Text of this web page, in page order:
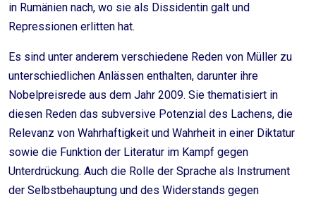
in Rumänien nach, wo sie als Dissidentin galt und
Repressionen erlitten hat.
Es sind unter anderem verschiedene Reden von Müller zu
unterschiedlichen Anlässen enthalten, darunter ihre
Nobelpreisrede aus dem Jahr 2009. Sie thematisiert in
diesen Reden das subversive Potenzial des Lachens, die
Relevanz von Wahrhaftigkeit und Wahrheit in einer Diktatur
sowie die Funktion der Literatur im Kampf gegen
Unterdrückung. Auch die Rolle der Sprache als Instrument
der Selbstbehauptung und des Widerstands gegen